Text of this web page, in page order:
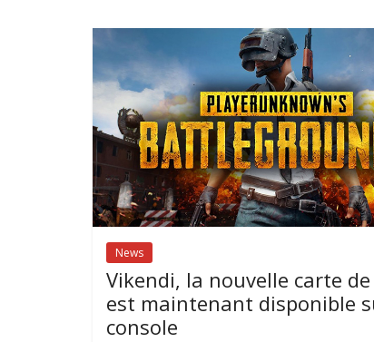
News
Vikendi, la nouvelle carte de
est maintenant disponible
console